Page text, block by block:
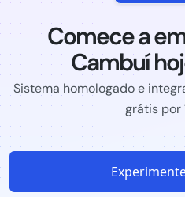
Comece a
Cambuí
Sistema homologado e
grátis por